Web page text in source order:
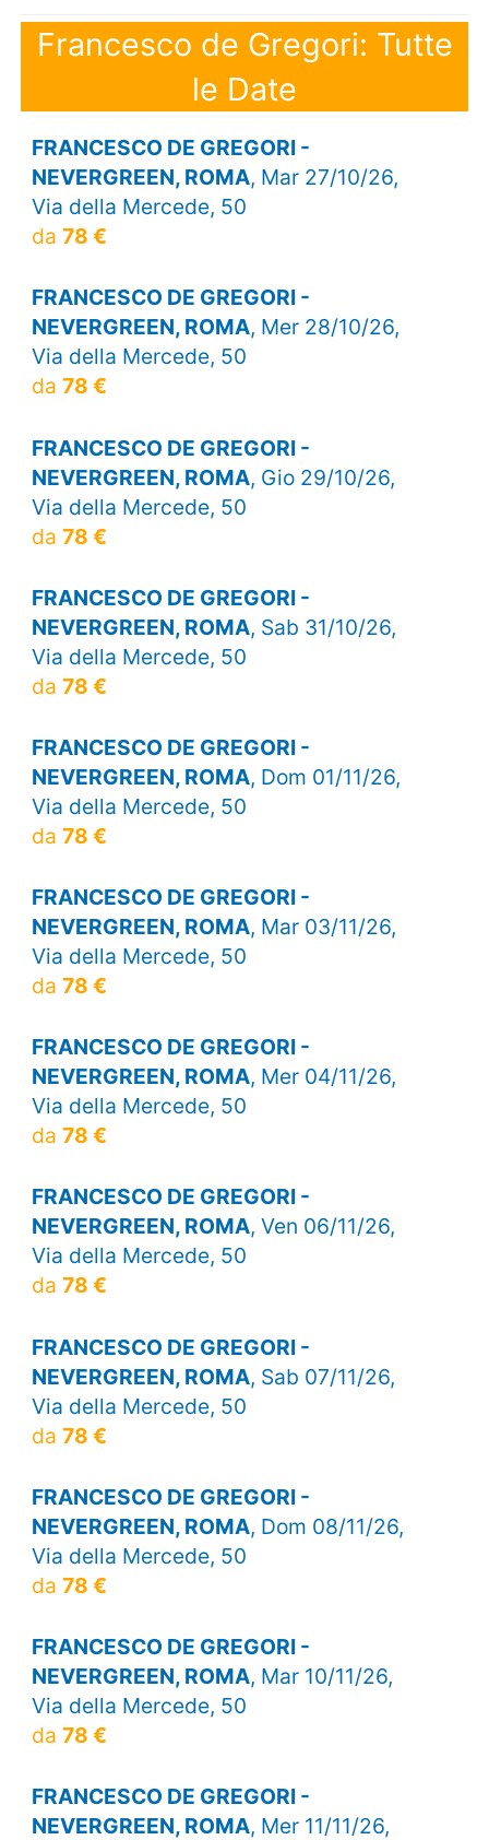
Francesco de Gregori: Tutte
le Date
FRANCESCO DE GREGORI -
NEVERGREEN, ROMA, Mar 27/10/26,
Via della Mercede, 50
da 78 €
FRANCESCO DE GREGORI -
NEVERGREEN, ROMA, Mer 28/10/26,
Via della Mercede, 50
da 78 €
FRANCESCO DE GREGORI -
NEVERGREEN, ROMA, Gio 29/10/26,
Via della Mercede, 50
da 78 €
FRANCESCO DE GREGORI -
NEVERGREEN, ROMA, Sab 31/10/26,
Via della Mercede, 50
da 78 €
FRANCESCO DE GREGORI -
NEVERGREEN, ROMA, Dom 01/11/26,
Via della Mercede, 50
da 78 €
FRANCESCO DE GREGORI -
NEVERGREEN, ROMA, Mar 03/11/26,
Via della Mercede, 50
da 78 €
FRANCESCO DE GREGORI -
NEVERGREEN, ROMA, Mer 04/11/26,
Via della Mercede, 50
da 78 €
FRANCESCO DE GREGORI -
NEVERGREEN, ROMA, Ven 06/11/26,
Via della Mercede, 50
da 78 €
FRANCESCO DE GREGORI -
NEVERGREEN, ROMA, Sab 07/11/26,
Via della Mercede, 50
da 78 €
FRANCESCO DE GREGORI -
NEVERGREEN, ROMA, Dom 08/11/26,
Via della Mercede, 50
da 78 €
FRANCESCO DE GREGORI -
NEVERGREEN, ROMA, Mar 10/11/26,
Via della Mercede, 50
da 78 €
FRANCESCO DE GREGORI -
NEVERGREEN, ROMA, Mer 11/11/26,